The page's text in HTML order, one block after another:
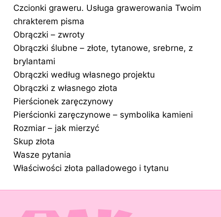
Czcionki graweru. Usługa grawerowania Twoim
chrakterem pisma
Obrączki – zwroty
Obrączki ślubne – złote, tytanowe, srebrne, z
brylantami
Obrączki według własnego projektu
Obrączki z własnego złota
Pierścionek zaręczynowy
Pierścionki zaręczynowe – symbolika kamieni
Rozmiar – jak mierzyć
Skup złota
Wasze pytania
Właściwości złota palladowego i tytanu